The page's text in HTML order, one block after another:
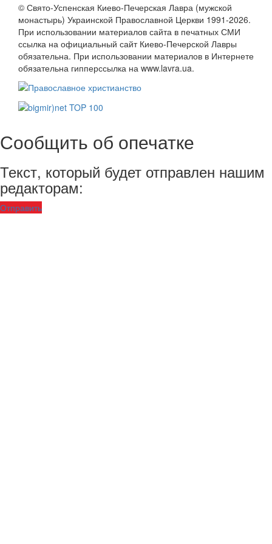
© Свято-Успенская Киево-Печерская Лавра (мужской
монастырь) Украинской Православной Церкви 1991-2026.
При использовании материалов сайта в печатных СМИ
ссылка на официальный сайт Киево-Печерской Лавры
обязательна. При использовании материалов в Интернете
обязательна гипперссылка на www.lavra.ua.
Сообщить об опечатке
Текст, который будет отправлен нашим
редакторам:
Отправить